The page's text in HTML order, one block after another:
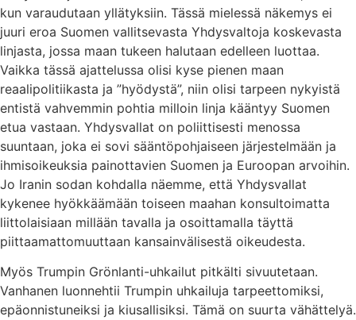
kun varaudutaan yllätyksiin. Tässä mielessä näkemys ei
juuri eroa Suomen vallitsevasta Yhdysvaltoja koskevasta
linjasta, jossa maan tukeen halutaan edelleen luottaa.
Vaikka tässä ajattelussa olisi kyse pienen maan
reaalipolitiikasta ja ”hyödystä”, niin olisi tarpeen nykyistä
entistä vahvemmin pohtia milloin linja kääntyy Suomen
etua vastaan. Yhdysvallat on poliittisesti menossa
suuntaan, joka ei sovi sääntöpohjaiseen järjestelmään ja
ihmisoikeuksia painottavien Suomen ja Euroopan arvoihin.
Jo Iranin sodan kohdalla näemme, että Yhdysvallat
kykenee hyökkäämään toiseen maahan konsultoimatta
liittolaisiaan millään tavalla ja osoittamalla täyttä
piittaamattomuuttaan kansainvälisestä oikeudesta.
Myös Trumpin Grönlanti-uhkailut pitkälti sivuutetaan.
Vanhanen luonnehtii Trumpin uhkailuja tarpeettomiksi,
epäonnistuneiksi ja kiusallisiksi. Tämä on suurta vähättelyä.